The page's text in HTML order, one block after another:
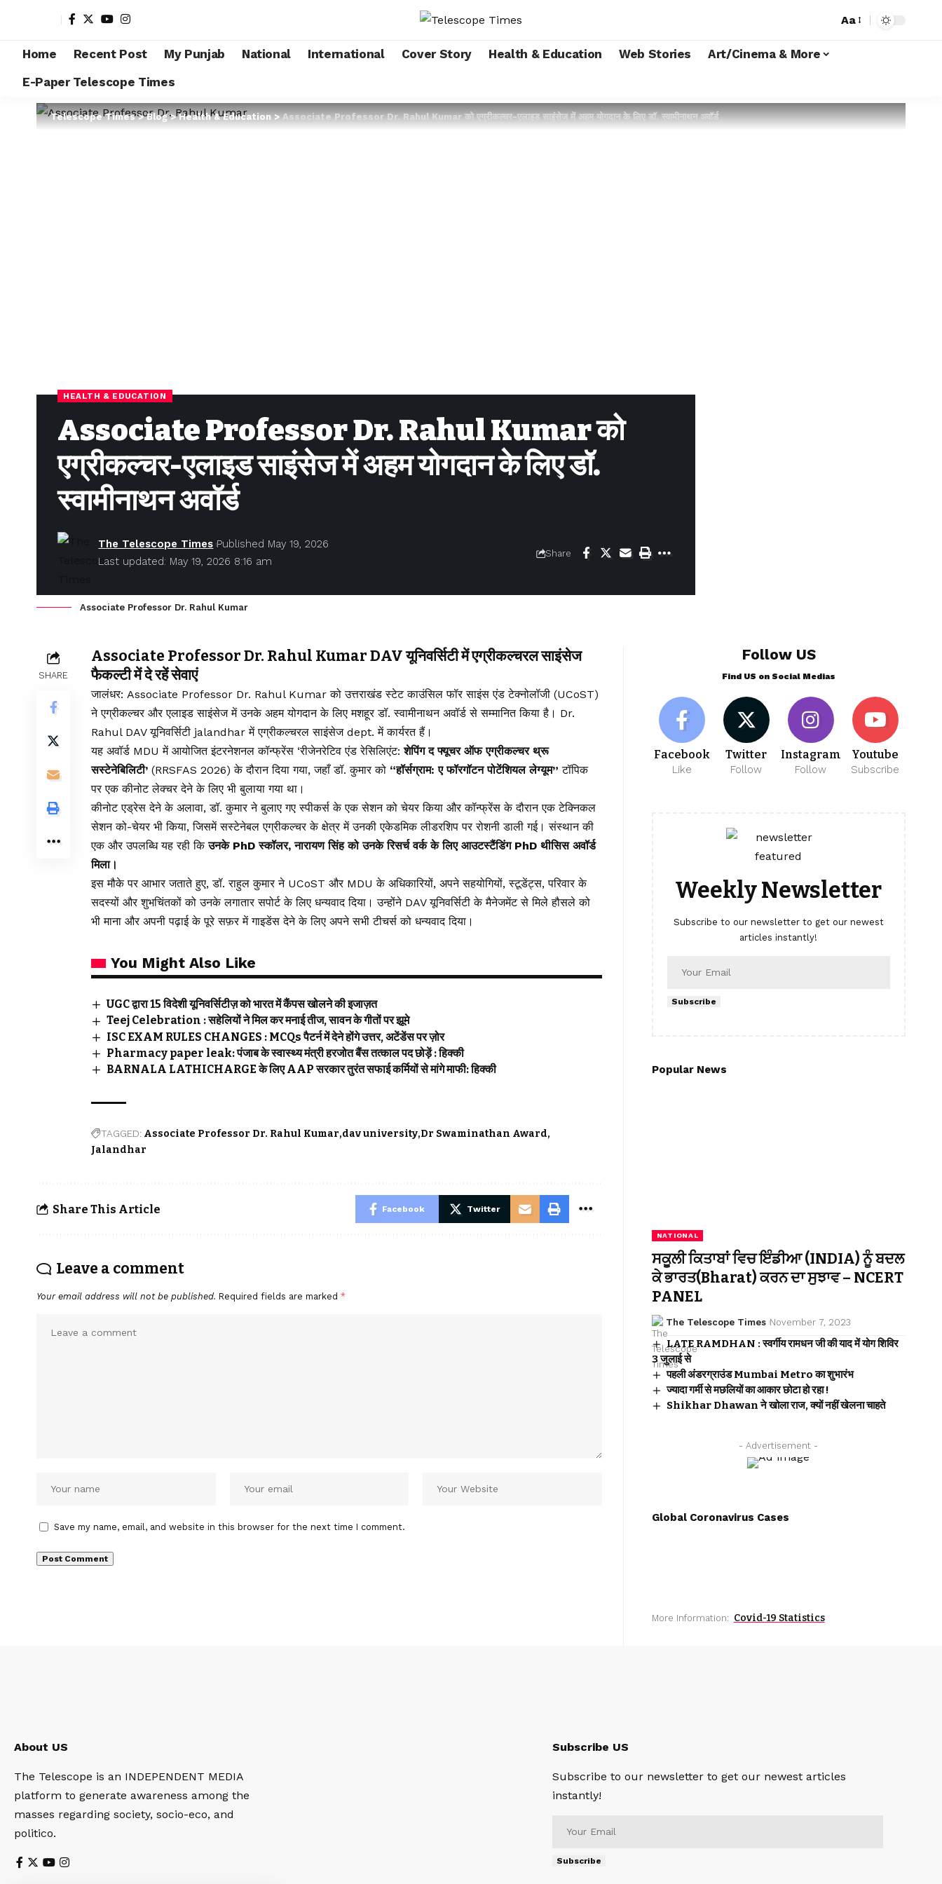
Aa
Home Recent Post My Punjab National International Cover Story Health & Education Web Stories
Art/Cinema & More
E-Paper Telescope Times
Telescope Times>Blog>Health & Education>Associate Professor Dr. Rahul Kumar को एग्रीकल्चर-एलाइड साइंसेज में अहम योगदान के लिए डॉ. स्वामीनाथन अवॉर्ड
HEALTH & EDUCATION
Associate Professor Dr. Rahul Kumar को
एग्रीकल्चर-एलाइड साइंसेज में अहम योगदान के लिए डॉ.
स्वामीनाथन अवॉर्ड
Last updated: May 19, 2026 8:16 am
The Telescope Times Published May 19, 2026
Share
Associate Professor Dr. Rahul Kumar
SHARE
Associate Professor Dr. Rahul Kumar DAV यूनिवर्सिटी में एग्रीकल्चरल साइंसेज
फैकल्टी में दे रहें सेवाएं
जालंधर: Associate Professor Dr. Rahul Kumar को उत्तराखंड स्टेट काउंसिल फॉर साइंस एंड टेक्नोलॉजी (UCoST)
ने एग्रीकल्चर और एलाइड साइंसेज में उनके अहम योगदान के लिए मशहूर डॉ. स्वामीनाथन अवॉर्ड से सम्मानित किया है। Dr.
Rahul DAV यूनिवर्सिटी jalandhar में एग्रीकल्चरल साइंसेज dept. में कार्यरत हैं।
यह अवॉर्ड MDU में आयोजित इंटरनेशनल कॉन्फ्रेंस ‘रीजेनरेटिव एंड रेसिलिएंट:शेपिंग द फ्यूचर ऑफ एग्रीकल्चर थ्रू
सस्टेनेबिलिटी’ (RRSFAS 2026) के दौरान दिया गया, जहाँ डॉ. कुमार को “हॉर्सग्राम: ए फॉरगॉटन पोटेंशियल लेग्यूम”टॉपिक
पर एक कीनोट लेक्चर देने के लिए भी बुलाया गया था।
कीनोट एड्रेस देने के अलावा, डॉ. कुमार ने बुलाए गए स्पीकर्स के एक सेशन को चेयर किया और कॉन्फ्रेंस के दौरान एक टेक्निकल
सेशन को-चेयर भी किया, जिसमें सस्टेनेबल एग्रीकल्चर के क्षेत्र में उनकी एकेडमिक लीडरशिप पर रोशनी डाली गई। संस्थान की
एक और उपलब्धि यह रही किउनके PhD स्कॉलर, नारायण सिंह को उनके रिसर्च वर्क के लिए आउटस्टैंडिंग PhD थीसिस अवॉर्ड
मिला।
इस मौके पर आभार जताते हुए, डॉ. राहुल कुमार ने UCoST और MDU के अधिकारियों, अपने सहयोगियों, स्टूडेंट्स, परिवार के
सदस्यों और शुभचिंतकों को उनके लगातार सपोर्ट के लिए धन्यवाद दिया। उन्होंने DAV यूनिवर्सिटी के मैनेजमेंट से मिले हौसले को
भी माना और अपनी पढ़ाई के पूरे सफ़र में गाइडेंस देने के लिए अपने सभी टीचर्स को धन्यवाद दिया।
You Might Also Like
UGC द्वारा 15 विदेशी यूनिवर्सिटीज़ को भारत में कैंपस खोलने की इजाज़त
Teej Celebration : सहेलियों ने मिल कर मनाई तीज, सावन के गीतों पर झूमे
ISC EXAM RULES CHANGES : MCQs पैटर्न में देने होंगे उत्तर, अटेंडेंस पर ज़ोर
Pharmacy paper leak: पंजाब के स्वास्थ्य मंत्री हरजोत बैंस तत्काल पद छोड़ें : हिक्की
BARNALA LATHICHARGE के लिए AAP सरकार तुरंत सफाई कर्मियों से मांगे माफी: हिक्की
TAGGED: Associate Professor Dr. Rahul Kumar dav university Dr Swaminathan Award
Jalandhar
Share This Article Facebook Twitter
Leave a comment
Your email address will not be published. Required fields are marked *
Save my name, email, and website in this browser for the next time I comment.
Follow US
Find US on Social Medias
Facebook
Like
Twitter
Follow
Instagram
Follow
Youtube
Subscribe
Weekly Newsletter
Subscribe to our newsletter to get our newest
articles instantly!
Subscribe
Popular News
NATIONAL
ਸਕੂਲੀ ਕਿਤਾਬਾਂ ਵਿਚ ਇੰਡੀਆ (INDIA) ਨੂੰ ਬਦਲ
ਕੇ ਭਾਰਤ(Bharat) ਕਰਨ ਦਾ ਸੁਝਾਵ – NCERT
PANEL
The Telescope Times November 7, 2023
LATE RAMDHAN : स्वर्गीय रामधन जी की याद में योग शिविर
3 जुलाई से
पहली अंडरग्राउंड Mumbai Metro का शुभारंभ
ज्यादा गर्मी से मछलियों का आकार छोटा हो रहा !
Shikhar Dhawan ने खोला राज, क्यों नहीं खेलना चाहते
- Advertisement -
Global Coronavirus Cases
More Information: Covid-19 Statistics
About US
The Telescope is an INDEPENDENT MEDIA
platform to generate awareness among the
masses regarding society, socio-eco, and
politico.
Subscribe US
Subscribe to our newsletter to get our newest articles
instantly!
Subscribe